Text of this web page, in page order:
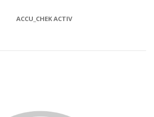
ACCU_CHEK ACTIV